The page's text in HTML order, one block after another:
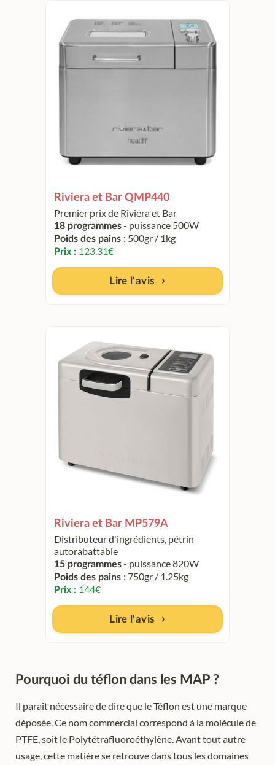
Riviera et Bar QMP440
Premier prix de Riviera et Bar
18 programmes- puissance 500W
Poids des pains : 500gr / 1kg
Prix : 123.31€
Lire l'avis
Riviera et Bar MP579A
Distributeur d'ingrédients, pétrin
autorabattable
15 programmes- puissance 820W
Poids des pains : 750gr / 1.25kg
Prix : 144€
Lire l'avis
Pourquoi du téflon dans les MAP ?
Il paraît nécessaire de dire que le Téflon est une marque
déposée. Ce nom commercial correspond à la molécule de
PTFE, soit le Polytétrafluoroéthylène. Avant tout autre
usage, cette matière se retrouve dans tous les domaines